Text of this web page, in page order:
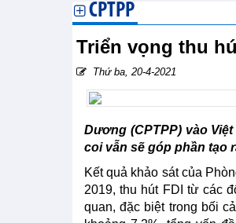
CPTPP
Triển vọng thu
Thứ ba, 20-4-2021
Dương (CPTPP) vào
coi vẫn sẽ góp phần tạo
Kết quả khảo sát của
2019, thu hút FDI từ các
quan, đặc biệt trong bối